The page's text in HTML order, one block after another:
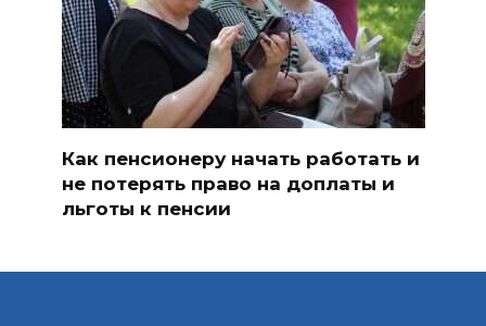
Как пенсионеру начать работать и
не потерять право на доплаты и
льготы к пенсии